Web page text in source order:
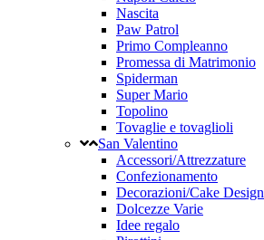
Nascita
Paw Patrol
Primo Compleanno
Promessa di Matrimonio
Spiderman
Super Mario
Topolino
Tovaglie e tovaglioli
San Valentino
Accessori/Attrezzature
Confezionamento
Decorazioni/Cake Design
Dolcezze Varie
Idee regalo